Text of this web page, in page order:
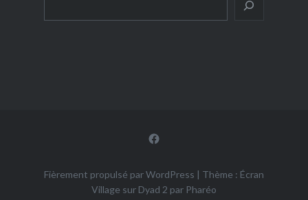
Facebook
Fièrement propulsé par WordPress | Thème : Écran
Village sur Dyad 2 par Pharéo